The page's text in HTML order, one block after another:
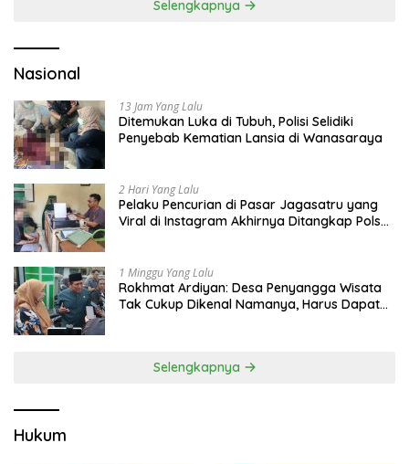
Selengkapnya
Nasional
13 Jam Yang Lalu
Ditemukan Luka di Tubuh, Polisi Selidiki
Penyebab Kematian Lansia di Wanasaraya
2 Hari Yang Lalu
Pelaku Pencurian di Pasar Jagasatru yang
Viral di Instagram Akhirnya Ditangkap Polsek
1 Minggu Yang Lalu
Rokhmat Ardiyan: Desa Penyangga Wisata
Tak Cukup Dikenal Namanya, Harus Dapat
Selengkapnya
Hukum